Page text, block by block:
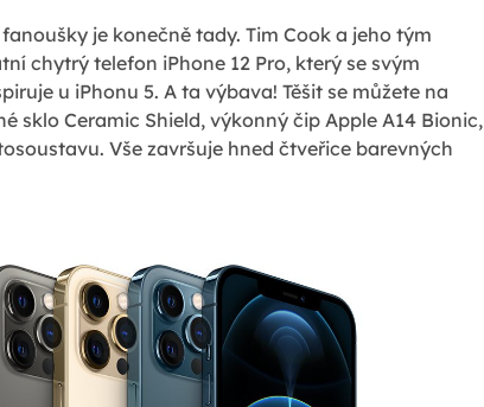
je konečně tady. Tim Cook a jeho tým
chytrý telefon iPhone 12 Pro, který se svým
u iPhonu 5. A ta výbava! Těšit se můžete na
sklo Ceramic Shield, výkonný čip Apple A14 Bionic,
Vše završuje hned čtveřice barevných